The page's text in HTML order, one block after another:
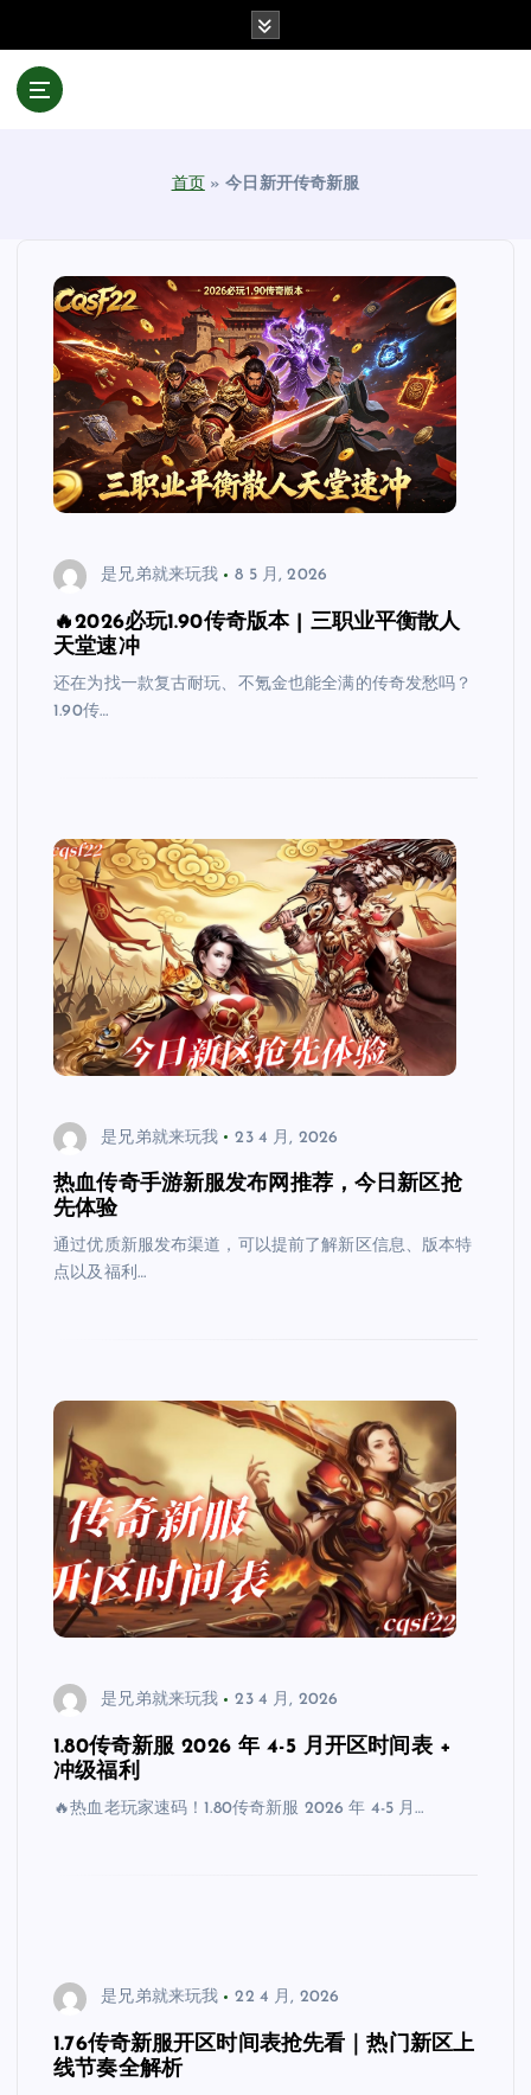
首页 »今日新开传奇新服
是兄弟就来玩我 8 5 月, 2026
🔥2026必玩1.90传奇版本 | 三职业平衡散人
天堂速冲
还在为找一款复古耐玩、不氪金也能全满的传奇发愁吗？
1.90传…
是兄弟就来玩我 23 4 月, 2026
热血传奇手游新服发布网推荐，今日新区抢
先体验
通过优质新服发布渠道，可以提前了解新区信息、版本特
点以及福利…
是兄弟就来玩我 23 4 月, 2026
1.80传奇新服 2026 年 4-5 月开区时间表 +
冲级福利
🔥热血老玩家速码！1.80传奇新服 2026 年 4-5 月…
是兄弟就来玩我 22 4 月, 2026
1.76传奇新服开区时间表抢先看｜热门新区上
线节奏全解析